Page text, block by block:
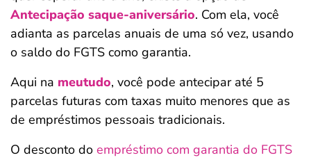
Antecipação saque-aniversário. Com ela, você
adianta as parcelas anuais de uma só vez, usando
o saldo do FGTS como garantia.
Aqui na meutudo, você pode antecipar até 5
parcelas futuras com taxas muito menores que as
de empréstimos pessoais tradicionais.
O desconto do empréstimo com garantia do FGTS